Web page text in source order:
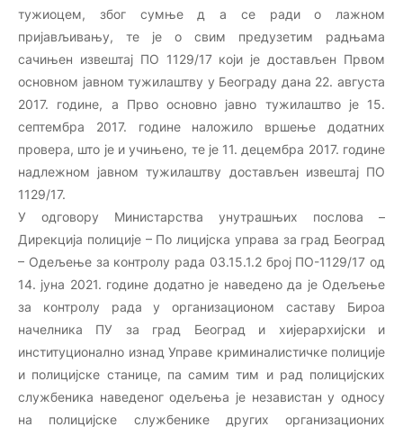
тужиоцем, због сумње д а се ради о лажном
пријављивању, те је о свим предузетим радњама
сачињен извештај ПО 1129/17 који је достављен Првом
основном јавном тужилаштву у Београду дана 22. августа
2017. године, а Прво основно јавно тужилаштво је 15.
септембра 2017. године наложило вршење додатних
провера, што је и учињено, те је 11. децембра 2017. године
надлежном јавном тужилаштву достављен извештај ПО
1129/17.
У одговору Министарства унутрашњих послова –
Дирекција полиције – По лицијска управа за град Београд
– Одељење за контролу рада 03.15.1.2 број ПО-1129/17 од
14. јуна 2021. године додатно је наведено да је Одељење
за контролу рада у организационом саставу Бироа
начелника ПУ за град Београд и хијерархијски и
институционално изнад Управе криминалистичке полиције
и полицијске станице, па самим тим и рад полицијских
службеника наведеног одељења је независтан у односу
на полицијске службенике других организационих